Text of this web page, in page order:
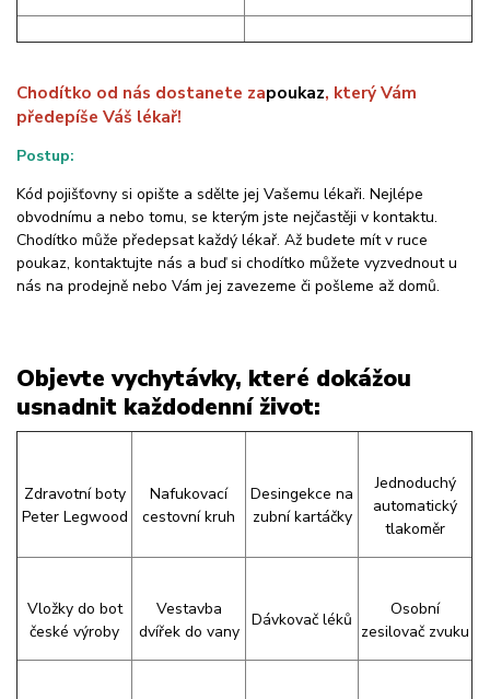
Chodítko od nás dostanete zapoukaz, který Vám
předepíše Váš lékař!
Postup:
Kód pojišťovny si opište a sdělte jej Vašemu lékaři. Nejlépe
obvodnímu a nebo tomu, se kterým jste nejčastěji v kontaktu.
Chodítko může předepsat každý lékař. Až budete mít v ruce
poukaz, kontaktujte nás a buď si chodítko můžete vyzvednout u
nás na prodejně nebo Vám jej zavezeme či pošleme až domů.
Objevte vychytávky, které dokážou
usnadnit každodenní život:
Zdravotní boty
Peter Legwood
Nafukovací
cestovní kruh
Desingekce na
zubní kartáčky
Jednoduchý
automatický
tlakoměr
Vložky do bot
české výroby
Vestavba
dvířek do vany
Dávkovač léků
Osobní
zesilovač zvuku